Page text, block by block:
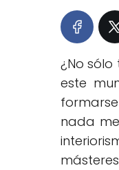
¿No
este
nada